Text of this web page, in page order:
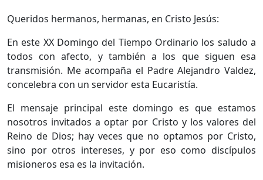
Queridos hermanos, hermanas, en Cristo Jesús:
En este XX Domingo del Tiempo Ordinario los saludo a
todos con afecto, y también a los que siguen esa
transmisión. Me acompaña el Padre Alejandro Valdez,
concelebra con un servidor esta Eucaristía.
El mensaje principal este domingo es que estamos
nosotros invitados a optar por Cristo y los valores del
Reino de Dios; hay veces que no optamos por Cristo,
sino por otros intereses, y por eso como discípulos
misioneros esa es la invitación.